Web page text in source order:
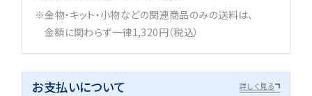
金物・キット・小物などの関連商品のみの送料は、
金額に関わらず一律1,320円（税込）
お支払いについて 詳しく見る